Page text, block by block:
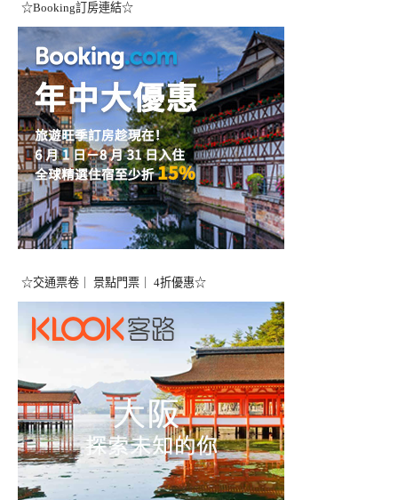
☆Booking訂房連結☆
☆交通票卷｜ 景點門票｜ 4折優惠☆